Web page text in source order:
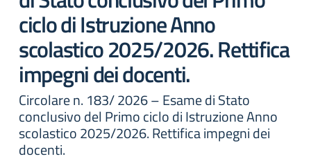
ciclo di Istruzione Anno
scolastico 2025/2026. Rettifica
impegni dei docenti.
Circolare n. 183/ 2026 – Esame di Stato
conclusivo del Primo ciclo di Istruzione Anno
scolastico 2025/2026. Rettifica impegni dei
docenti.